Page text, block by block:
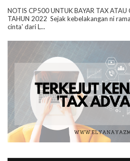
NOTIS CP500 UNTUK BAYAR TAX ATAU
TAHUN 2022 Sejak kebelakangan ni
cinta' dari L...